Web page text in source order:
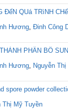
ĐếN QUá TRìNH
Hương, Đinh Công
PHẦN BỔ
Hương, Nguyễn
spore powder
Thị Mỹ Tuyền